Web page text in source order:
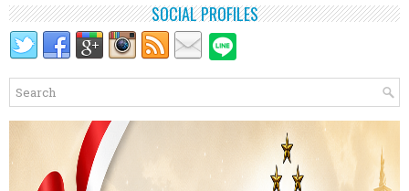
SOCIAL PROFILES